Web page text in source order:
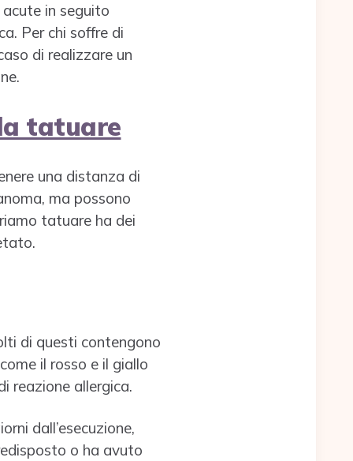
in seguito
Per chi soffre di
di realizzare un
tatuare
una distanza di
ma possono
tatuare ha dei
di questi contengono
il rosso e il giallo
reazione allergica.
dall’esecuzione,
o ha avuto